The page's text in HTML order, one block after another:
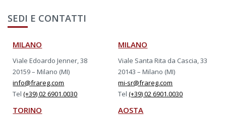
SEDI E CONTATTI
MILANO
Viale Edoardo Jenner, 38
20159 – Milano (MI)
info@frareg.com
Tel(+39) 02 6901.0030
MILANO
Viale Santa Rita da Cascia, 33
20143 – Milano (MI)
mi-sr@frareg.com
Tel(+39) 02 6901.0030
TORINO AOSTA